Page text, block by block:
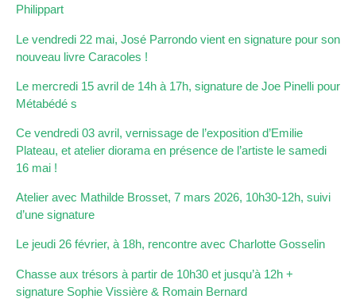
Philippart
Le vendredi 22 mai, José Parrondo vient en signature pour son
nouveau livre Caracoles !
Le mercredi 15 avril de 14h à 17h, signature de Joe Pinelli pour
Métabédé s
Ce vendredi 03 avril, vernissage de l’exposition d’Emilie
Plateau, et atelier diorama en présence de l’artiste le samedi
16 mai !
Atelier avec Mathilde Brosset, 7 mars 2026, 10h30-12h, suivi
d’une signature
Le jeudi 26 février, à 18h, rencontre avec Charlotte Gosselin
Chasse aux trésors à partir de 10h30 et jusqu’à 12h +
signature Sophie Vissière & Romain Bernard